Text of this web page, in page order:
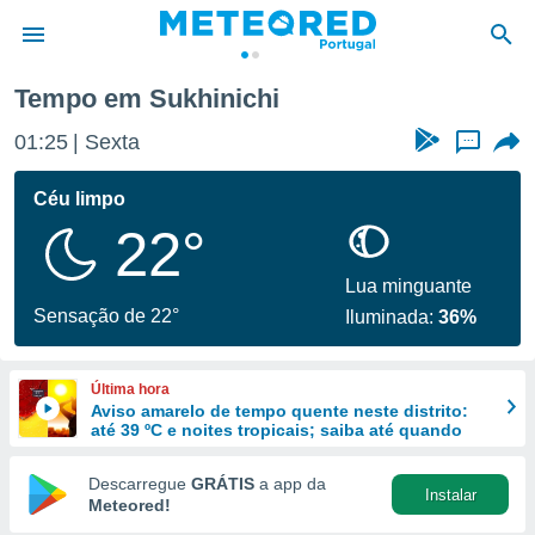
da
foi
fornecidas
a este
das
e
forma
digital
Tempo em Sukhinichi
01:25 Sexta ...
Céu limpo
22°
Sensação de 22°
Lua minguante
Iluminada:36%
Última hora
Aviso amarelo de tempo quente neste distrito:
até 39 ºC e noites tropicais; saiba até quando
Descarregue GRÁTIS a app da
Meteored!
Instalar